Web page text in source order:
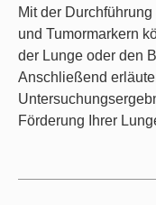
Mit der
und Tumormarkern
der Lunge oder den
Anschließend
Förderung Ihrer